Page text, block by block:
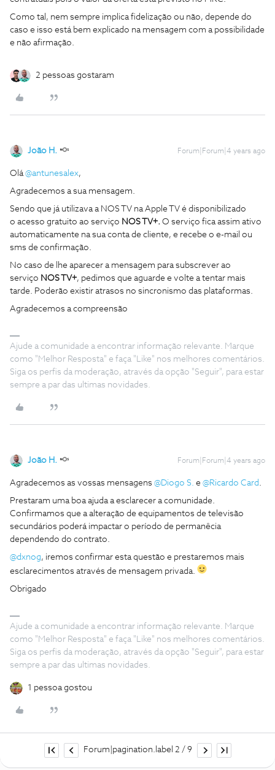
Como tal, nem sempre implica fidelização ou não, depende do
caso e isso está bem explicado na mensagem com a possibilidade
e não afirmação.
2 pessoas gostaram
João H. Forum|Forum|4 years ago
Olá @antunesalex,
Agradecemos a sua mensagem.
Sendo que já utilizava a NOS TV na Apple TV é disponibilizado
o acesso gratuito ao serviço NOS TV+. ​​​​​​O serviço fica assim ativo
automaticamente na sua conta de cliente, e recebe o e-mail ou
sms de confirmação.
No caso de lhe aparecer a mensagem para subscrever ao
serviço NOS TV+, pedimos que aguarde e volte a tentar mais
tarde. Poderão existir atrasos no sincronismo das plataformas.
Agradecemos a compreensão
Ajude a comunidade a encontrar informação relevante. Marque
como "Melhor Resposta" e faça "Like" nos melhores comentários.
Siga os perfis da moderação, através da opção "Seguir", para estar
sempre a par das ultimas novidades.
João H. Forum|Forum|4 years ago
Agradecemos as vossas mensagens @Diogo S. e @Ricardo Card
Prestaram uma boa ajuda a esclarecer a comunidade.
Confirmamos que a alteração de equipamentos de televisão
secundários poderá impactar o período de permanêcia
dependendo do contrato.
@dxnog, iremos confirmar esta questão e prestaremos mais
esclarecimentos através de mensagem privada.
Obrigado
Ajude a comunidade a encontrar informação relevante. Marque
como "Melhor Resposta" e faça "Like" nos melhores comentários.
Siga os perfis da moderação, através da opção "Seguir", para estar
sempre a par das ultimas novidades.
1 pessoa gostou
Forum|pagination.label 2 / 9